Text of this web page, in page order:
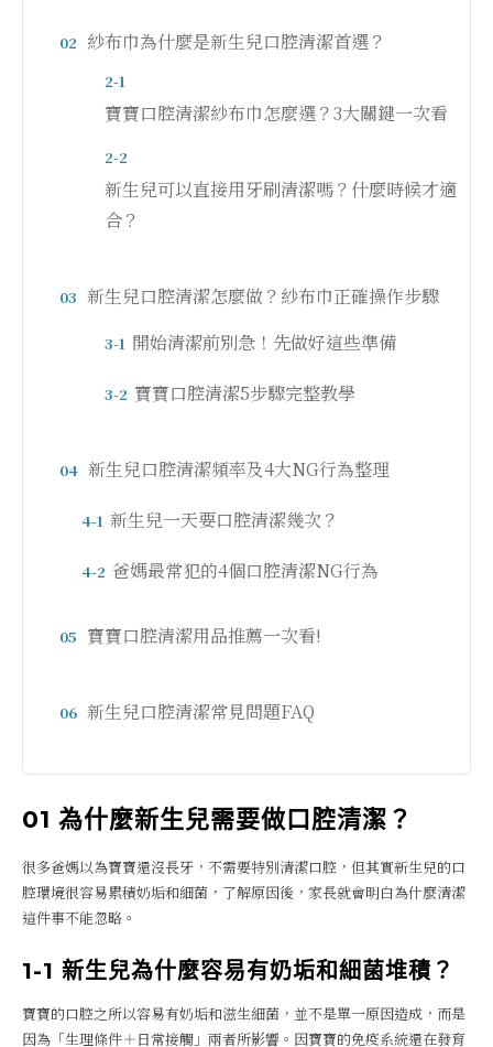
02 紗布巾為什麼是新生兒口腔清潔首選？
2-1
寶寶口腔清潔紗布巾怎麼選？3大關鍵一次看
2-2
新生兒可以直接用牙刷清潔嗎？什麼時候才適
合？
03 新生兒口腔清潔怎麼做？紗布巾正確操作步驟
3-1 開始清潔前別急！先做好這些準備
3-2 寶寶口腔清潔5步驟完整教學
04 新生兒口腔清潔頻率及4大NG行為整理
4-1 新生兒一天要口腔清潔幾次？
4-2 爸媽最常犯的4個口腔清潔NG行為
05 寶寶口腔清潔用品推薦一次看!
06 新生兒口腔清潔常見問題FAQ
01 為什麼新生兒需要做口腔清潔？
很多爸媽以為寶寶還沒長牙，不需要特別清潔口腔，但其實新生兒的口
腔環境很容易累積奶垢和細菌，了解原因後，家長就會明白為什麼清潔
這件事不能忽略。
1-1 新生兒為什麼容易有奶垢和細菌堆積？
寶寶的口腔之所以容易有奶垢和滋生細菌，並不是單一原因造成，而是
因為「生理條件＋日常接觸」兩者所影響。因寶寶的免疫系統還在發育